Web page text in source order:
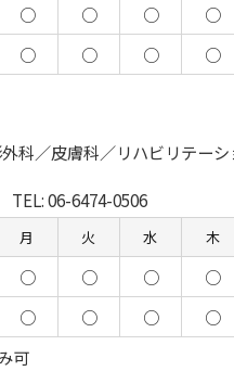
○ ○ ○ ○
○ ○ ○ ○
科／皮膚科／リハビリテー
TEL: 06-6474-0506
月 火 水 木
○ ○ ○ ○
○ ○ ○ ○
可